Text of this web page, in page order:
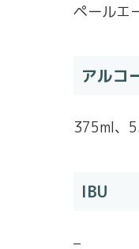
ペールエ
アルコ
375ml、
IBU
–